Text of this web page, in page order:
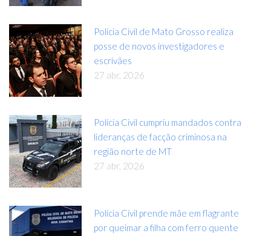
Polícia Civil de Mato Grosso realiza
posse de novos investigadores e
escrivães
27 abr, 2026
Polícia Civil cumpriu mandados contra
lideranças de facção criminosa na
região norte de MT
27 abr, 2026
Polícia Civil prende mãe em flagrante
por queimar a filha com ferro quente